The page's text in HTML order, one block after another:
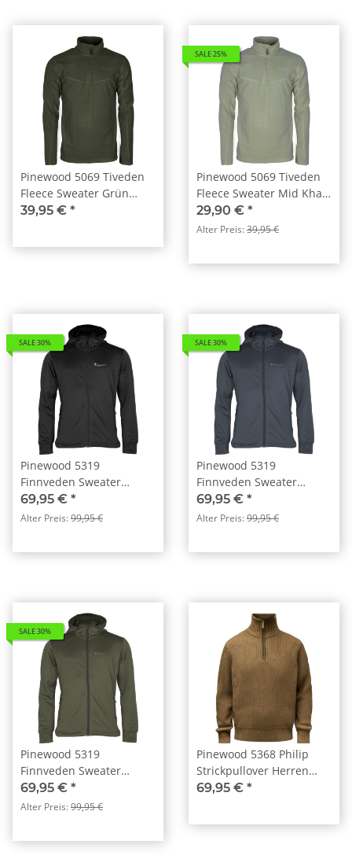
Pinewood 5069 Tiveden
Fleece Sweater Grün
(100)
39,95 € *
SALE 25%
Pinewood 5069 Tiveden
Fleece Sweater Mid Khaki
(248)
29,90 € *
Alter Preis:39,95 €
SALE 30%
Pinewood 5319
Finnveden Sweater
Herren Black (400)
69,95 € *
Alter Preis:99,95 €
SALE 30%
Pinewood 5319
Finnveden Sweater
Herren D.Storm Blue
(366)
69,95 € *
Alter Preis:99,95 €
SALE 30%
Pinewood 5319
Finnveden Sweater
Herren Olive (107)
69,95 € *
Alter Preis:99,95 €
Pinewood 5368 Philip
Strickpullover Herren
D.Sandstone (277)
69,95 € *